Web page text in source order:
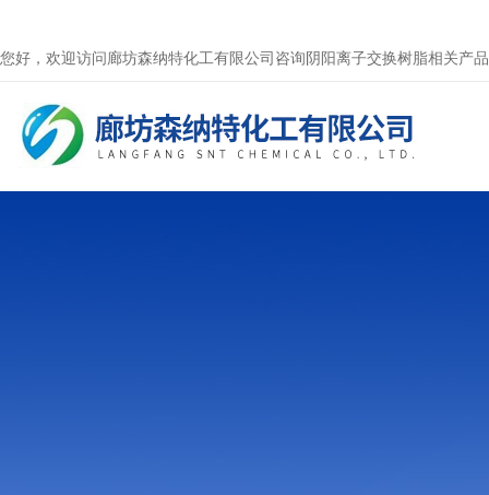
您好，欢迎访问廊坊森纳特化工有限公司咨询阴阳离子交换树脂相关产